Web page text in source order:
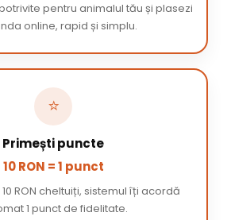
pentru animalul tău și plasezi
online, rapid și simplu.
⭐
Primești puncte
10 RON = 1 punct
RON cheltuiți, sistemul îți acordă
1 punct de fidelitate.